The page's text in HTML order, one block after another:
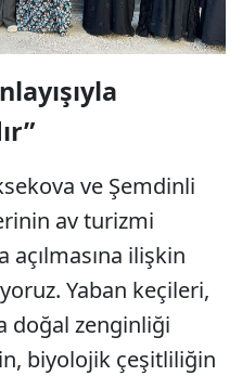
ve Şemdinli
av turizmi
açılmasına ilişkin
Yaban keçileri,
doğal zenginliği
biyolojik çeşitliliğin